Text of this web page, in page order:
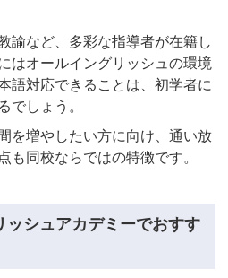
諭など、多彩な指導者が在籍し
はオールイングリッシュの環境
語対応できることは、初学者に
でしょう。
を増やしたい方に向け、通い放
も同校ならではの特徴です。
ッシュアカデミーでおすす